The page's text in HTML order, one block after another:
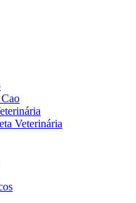
Veterinária